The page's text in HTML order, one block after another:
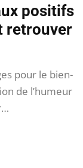
positifs
retrouver
pour le bien-
de l’humeur